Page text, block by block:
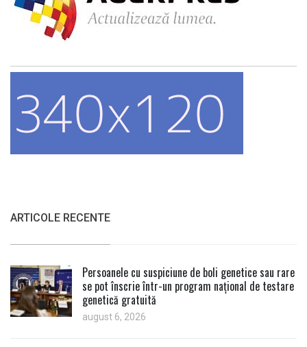
ARTICOLE RECENTE
Persoanele cu suspiciune de boli genetice sau rare
se pot înscrie într-un program național de testare
genetică gratuită
august 6, 2026